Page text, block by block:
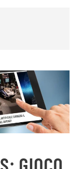
GIOCO